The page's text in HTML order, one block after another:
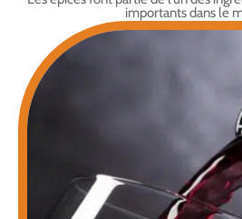
importants dans le